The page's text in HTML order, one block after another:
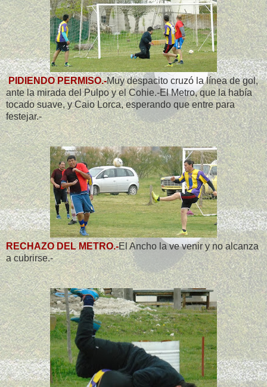
PIDIENDO PERMISO.-Muy despacito cruzó la línea de gol,
ante la mirada del Pulpo y el Cohie.-El Metro, que la había
tocado suave, y Caio Lorca, esperando que entre para
festejar.-
RECHAZO DEL METRO.-El Ancho la ve venir y no alcanza
a cubrirse.-